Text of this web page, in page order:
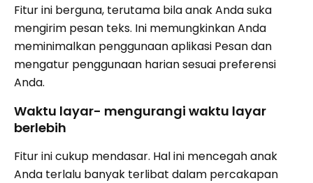
Fitur ini berguna, terutama bila anak Anda suka
mengirim pesan teks. Ini memungkinkan Anda
meminimalkan penggunaan aplikasi Pesan dan
mengatur penggunaan harian sesuai preferensi
Anda.
Waktu layar- mengurangi waktu layar
berlebih
Fitur ini cukup mendasar. Hal ini mencegah anak
Anda terlalu banyak terlibat dalam percakapan